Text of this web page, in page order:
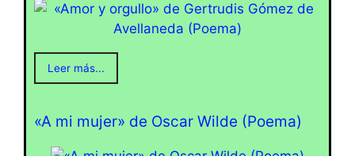
Leer más...
«A mi mujer» de Oscar Wilde (Poema)